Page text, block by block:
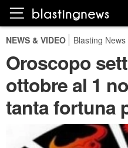
NEWS & VIDEO Blasting
Oroscopo
ottobre al 1
tanta fortuna